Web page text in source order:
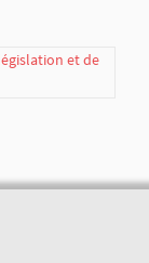
et de